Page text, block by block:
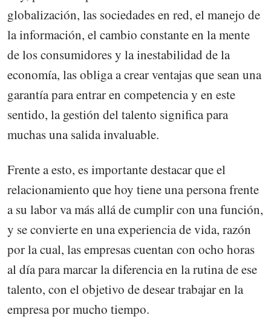
globalización, las sociedades en red, el manejo de
la información, el cambio constante en la mente
de los consumidores y la inestabilidad de la
economía, las obliga a crear ventajas que sean una
garantía para entrar en competencia y en este
sentido, la gestión del talento significa para
muchas una salida invaluable.
Frente a esto, es importante destacar que el
relacionamiento que hoy tiene una persona frente
a su labor va más allá de cumplir con una función,
y se convierte en una experiencia de vida, razón
por la cual, las empresas cuentan con ocho horas
al día para marcar la diferencia en la rutina de ese
talento, con el objetivo de desear trabajar en la
empresa por mucho tiempo.